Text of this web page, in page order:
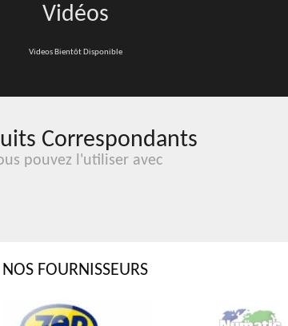
Vidéos
Videos Bientôt Disponible
Correspondants
pouvez l'utiliser avec
NOS FOURNISSEURS